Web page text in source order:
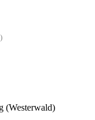
(Westerwald)